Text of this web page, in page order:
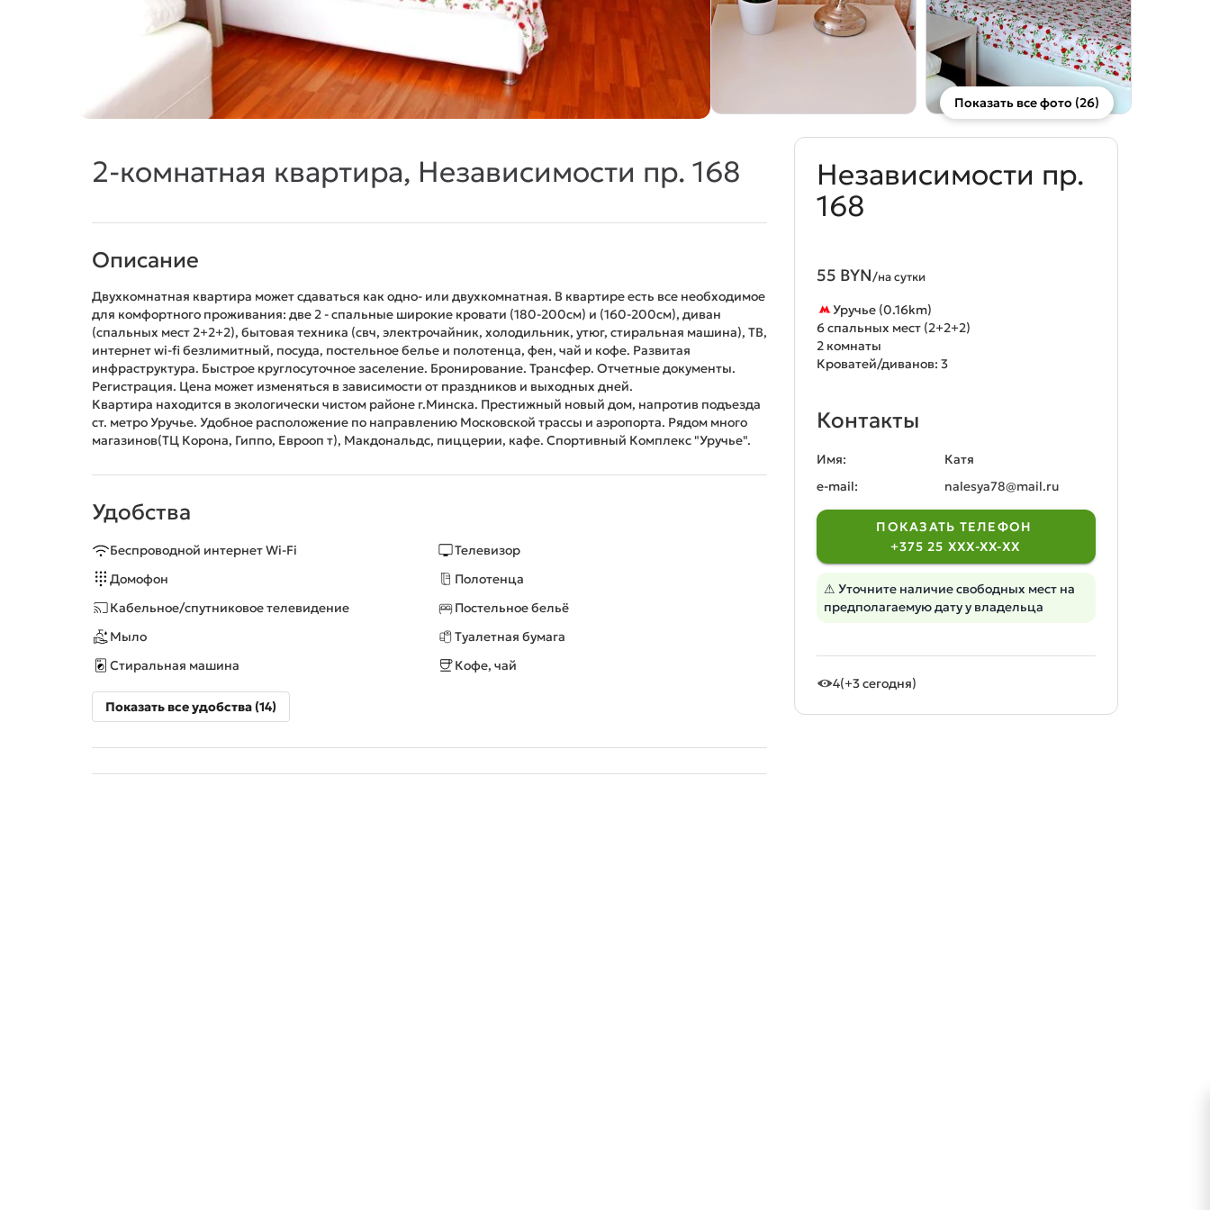
Показать все фото (26)
2-комнатная квартира, Независимости пр. 168
Описание
Двухкомнатная квартира может сдаваться как одно- или двухкомнатная. В квартире есть все необходимое
для комфортного проживания: две 2 - спальные широкие кровати (180-200см) и (160-200см), диван
(спальных мест 2+2+2), бытовая техника (свч, электрочайник, холодильник, утюг, стиральная машина), ТВ,
интернет wi-fi безлимитный, посуда, постельное белье и полотенца, фен, чай и кофе. Развитая
инфраструктура. Быстрое круглосуточное заселение. Бронирование. Трансфер. Отчетные документы.
Регистрация. Цена может изменяться в зависимости от праздников и выходных дней.
Квартира находится в экологически чистом районе г.Минска. Престижный новый дом, напротив подъезда
ст. метро Уручье. Удобное расположение по направлению Московской трассы и аэропорта. Рядом много
магазинов(ТЦ Корона, Гиппо, Еврооп т), Макдональдс, пиццерии, кафе. Cпортивный Комплекс "Уручье".
Удобства
Беспроводной интернет Wi-Fi
Телевизор
Домофон
Полотенца
Кабельное/спутниковое телевидение
Постельное бельё
Мыло
Туалетная бумага
Стиральная машина
Кофе, чай
Показать все удобства (14)
Независимости пр.
168
55 BYN/на сутки
Уручье (0.16km)
6 спальных мест (2+2+2)
2 комнаты
Кроватей/диванов: 3
Контакты
Имя:
Катя
e-mail:
nalesya78@mail.ru
ПОКАЗАТЬ ТЕЛЕФОН
+375 25 XXX-XX-XX
⚠ Уточните наличие свободных мест на
предполагаемую дату у владельца
4(+3 сегодня)